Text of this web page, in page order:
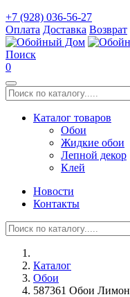
+7 (928) 036-56-27
Оплата Доставка Возврат
Поиск
0
Каталог товаров
Обои
Жидкие обои
Лепной декор
Клей
Новости
Контакты
Каталог
Обои
587361 Обои Лимон